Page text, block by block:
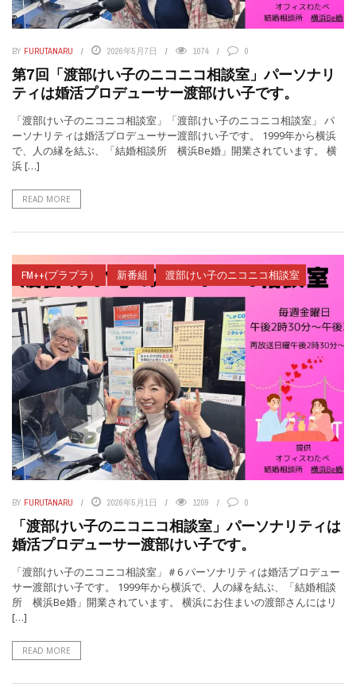
BY FURUTANARU 2026年5月7日 1074 0
第7回「渡部けい子のニコニコ相談室」パーソナリ
ティは婚活プロデューサー渡部けい子です。
「渡部けい子のニコニコ相談室」「渡部けい子のニコニコ相談室」 パ
ーソナリティは婚活プロデューサー渡部けい子です。 1999年から横浜
で、人の縁を結ぶ、「結婚相談所 横浜Be婚」開業されています。 横
浜 […]
READ MORE
FM++(プラプラ） 新番組 渡部けい子のニコニコ相談室
BY FURUTANARU 2026年5月1日 1209 0
「渡部けい子のニコニコ相談室」パーソナリティは
婚活プロデューサー渡部けい子です。
「渡部けい子のニコニコ相談室」＃6 パーソナリティは婚活プロデュー
サー渡部けい子です。 1999年から横浜で、人の縁を結ぶ、「結婚相談
所 横浜Be婚」開業されています。 横浜にお住まいの渡部さんにはリ
[…]
READ MORE